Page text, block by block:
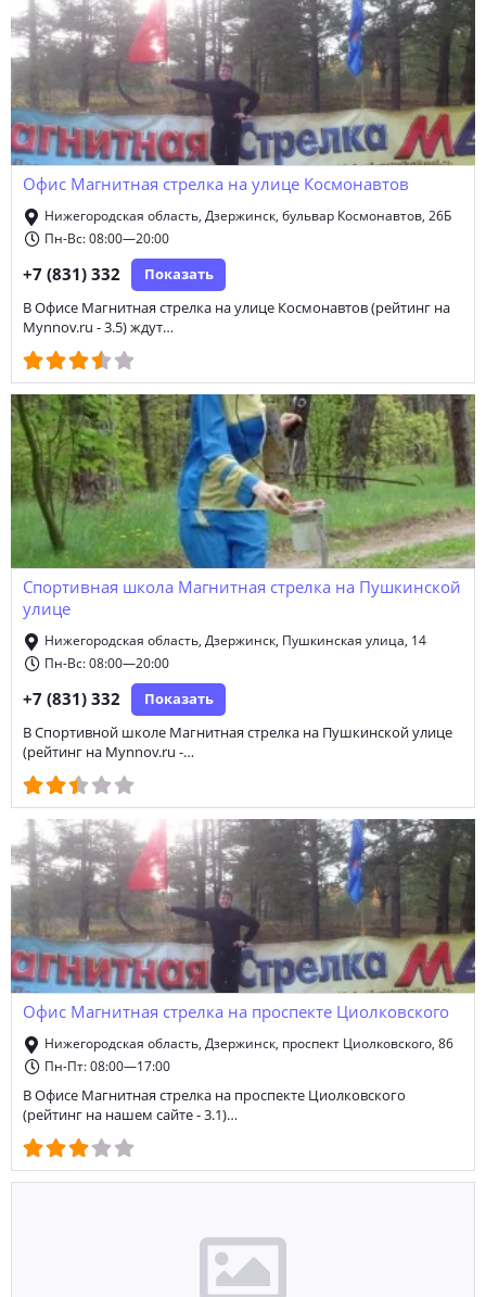
Офис Магнитная стрелка на улице Космонавтов
Нижегородская область, Дзержинск, бульвар Космонавтов, 26Б
Пн-Вс: 08:00—20:00
+7 (831) 332 Показать
В Офисе Магнитная стрелка на улице Космонавтов (рейтинг на
Mynnov.ru - 3.5) ждут…
Спортивная школа Магнитная стрелка на Пушкинской
улице
Нижегородская область, Дзержинск, Пушкинская улица, 14
Пн-Вс: 08:00—20:00
+7 (831) 332 Показать
В Спортивной школе Магнитная стрелка на Пушкинской улице
(рейтинг на Mynnov.ru -…
Офис Магнитная стрелка на проспекте Циолковского
Нижегородская область, Дзержинск, проспект Циолковского, 86
Пн-Пт: 08:00—17:00
В Офисе Магнитная стрелка на проспекте Циолковского
(рейтинг на нашем сайте - 3.1)…